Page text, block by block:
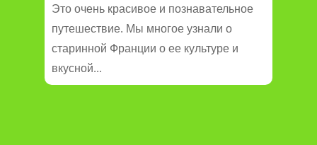
Это очень красивое и познавательное
путешествие. Мы многое узнали о
старинной Франции о ее культуре и
вкусной...